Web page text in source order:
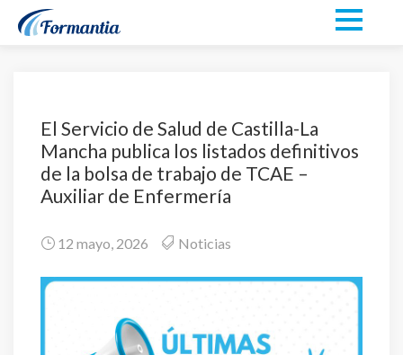
El Servicio de Salud de Castilla-La
Mancha publica los listados definitivos
de la bolsa de trabajo de TCAE –
Auxiliar de Enfermería
12 mayo, 2026 Noticias